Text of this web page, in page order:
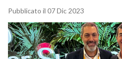
Pubblicato il 07 Dic 2023